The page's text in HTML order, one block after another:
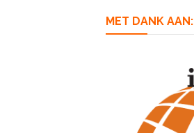
MET DANK AAN: